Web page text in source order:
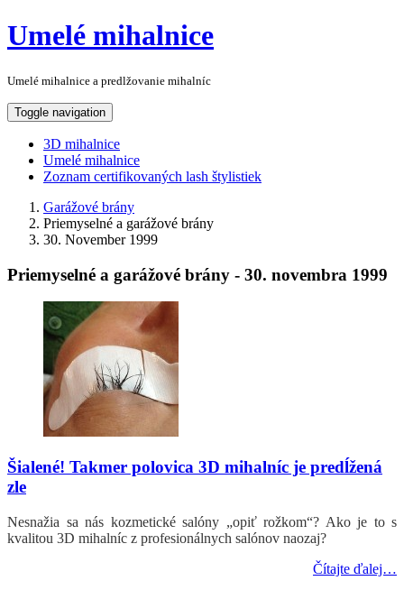
Umelé mihalnice
Umelé mihalnice a predlžovanie mihalníc
Toggle navigation
3D mihalnice
Umelé mihalnice
Zoznam certifikovaných lash štylistiek
Garážové brány
Priemyselné a garážové brány
30. November 1999
Priemyselné a garážové brány - 30. novembra 1999
Šialené! Takmer polovica 3D mihalníc je predĺžená
zle
Nesnažia sa nás kozmetické salóny „opiť rožkom“? Ako je to s
kvalitou 3D mihalníc z profesionálnych salónov naozaj?
Čítajte ďalej…